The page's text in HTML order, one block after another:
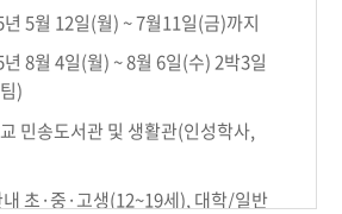
5월 12일(월) ~ 7월11일(금)까지
8월 4일(월) ~ 8월 6일(수) 2박3일
)
민송도서관 및 생활관(인성학사,
초·중·고생(12~19세), 대학/일반